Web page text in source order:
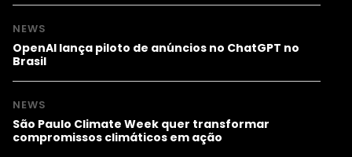
NEWS
OpenAI lança piloto de anúncios no ChatGPT no
Brasil
NEWS
São Paulo Climate Week quer transformar
compromissos climáticos em ação